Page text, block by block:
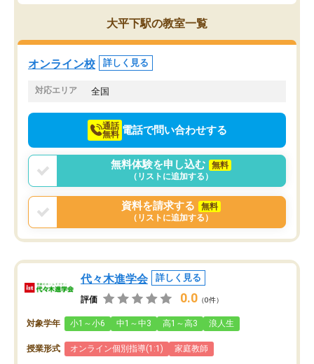
大平下駅の教室一覧
オンライン校 詳しく見る
対応エリア 全国
通話
無料 電話で問い合わせする
無料体験を申し込む
無料
（リストに追加する）
資料を請求する
無料
（リストに追加する）
代々木進学会 詳しく見る
評価 0.0 （0件）
対象学年 小1～小6 中1～中3 高1～高3 浪人生
授業形式 オンライン個別指導(1:1) 家庭教師